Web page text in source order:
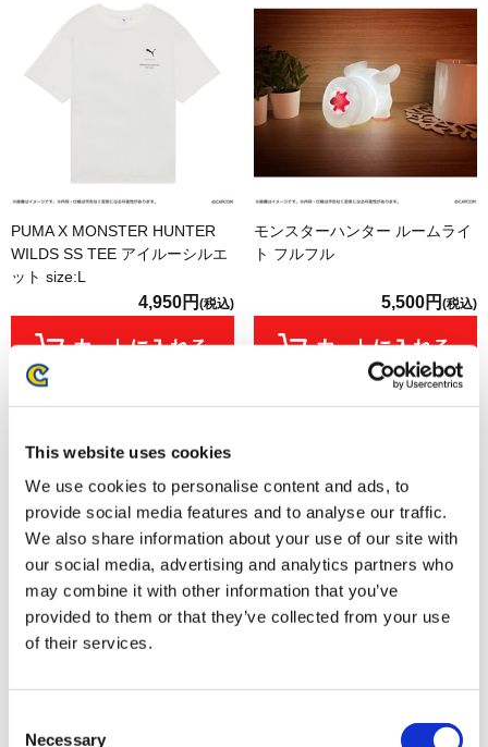
This website uses cookies
We use cookies to personalise content and ads, to
provide social media features and to analyse our traffic.
We also share information about your use of our site with
our social media, advertising and analytics partners who
may combine it with other information that you’ve
provided to them or that they’ve collected from your use
of their services.
Necessary
PUMA X MONSTER HUNTER
WILDS SS TEE アイルーシルエ
ット size:L
4,950円 (税込)
モンスターハンター ルームライ
ト フルフル
5,500円 (税込)
きイラストカードセット
イルセット